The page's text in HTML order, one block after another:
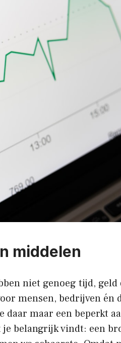
middelen
niet genoeg tijd,
mensen, bedrijven én
daar maar een beperkt
belangrijk vindt: een